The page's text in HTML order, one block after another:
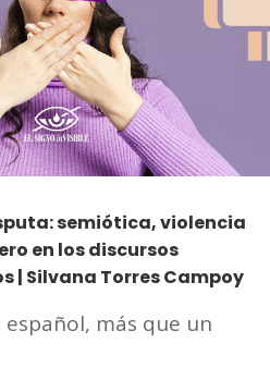
semiótica, violencia
en los discursos
| Silvana Torres Campoy
más que un